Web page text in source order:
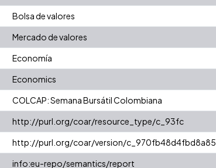
Bolsa de valores
Mercado de valores
Economía
Economics
COLCAP: Semana Bursátil Colombiana
http://purl.org/coar/resource_type/c_93fc
http://purl.org/coar/version/c_970fb48d4fbd8a85
info:eu-repo/semantics/report